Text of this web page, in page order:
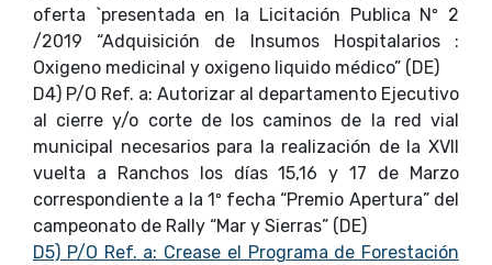
oferta `presentada en la Licitación Publica Nº 2
/2019 “Adquisición de Insumos Hospitalarios :
Oxigeno medicinal y oxigeno liquido médico” (DE)
D4) P/O Ref. a: Autorizar al departamento Ejecutivo
al cierre y/o corte de los caminos de la red vial
municipal necesarios para la realización de la XVII
vuelta a Ranchos los días 15,16 y 17 de Marzo
correspondiente a la 1º fecha “Premio Apertura” del
campeonato de Rally “Mar y Sierras” (DE)
D5) P/O Ref. a: Crease el Programa de Forestación